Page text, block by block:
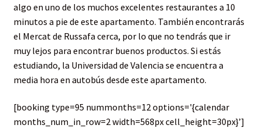
algo en uno de los muchos excelentes restaurantes a 10
minutos a pie de este apartamento. También encontrarás
el Mercat de Russafa cerca, por lo que no tendrás que ir
muy lejos para encontrar buenos productos. Si estás
estudiando, la Universidad de Valencia se encuentra a
media hora en autobús desde este apartamento.
[booking type=95 nummonths=12 options='{calendar
months_num_in_row=2 width=568px cell_height=30px}’]